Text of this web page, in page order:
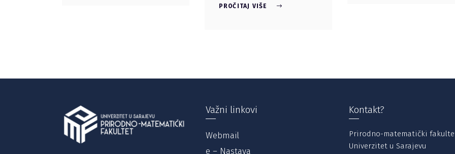
PROČITAJ VIŠE
Važni linkovi
Webmail
e – Nastava
Kontakt?
Prirodno-matematički
Univerzitet u Sarajevu